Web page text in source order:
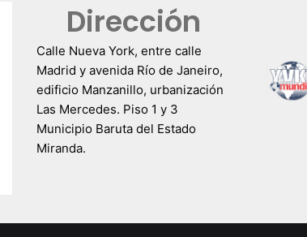
Dirección
Calle Nueva York, entre calle
Madrid y avenida Río de Janeiro,
edificio Manzanillo, urbanización
Las Mercedes. Piso 1 y 3
Municipio Baruta del Estado
Miranda.